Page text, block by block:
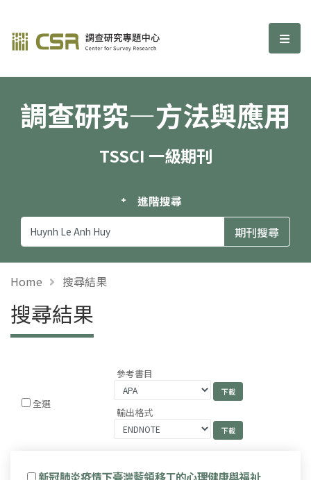
調查研究—方法與應用期刊 選
調查研究—方法與應用
TSSCI 一級期刊
進階搜尋
Home 搜尋結果
搜尋結果
全選
參考書目
輸出格式
新冠肺炎疫情下臺灣藍領移工的心理健康與福祉